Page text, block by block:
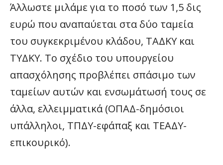
Άλλωστε μιλάμε για το ποσό των 1,5 δις
ευρώ που αναπαύεται στα δύο ταμεία
του συγκεκριμένου κλάδου, ΤΑΔΚΥ και
ΤΥΔΚΥ. Το σχέδιο του υπουργείου
απασχόλησης προβλέπει σπάσιμο των
ταμείων αυτών και ενσωμάτωσή τους σε
άλλα, ελλειμματικά (ΟΠΑΔ-δημόσιοι
υπάλληλοι, ΤΠΔΥ-εφάπαξ και ΤΕΑΔΥ-
επικουρικό).